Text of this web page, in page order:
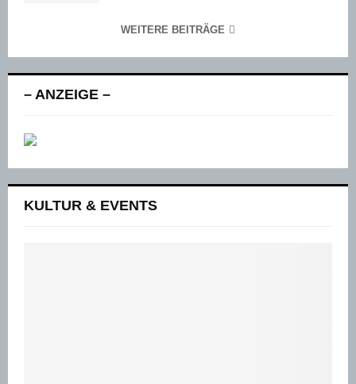
WEITERE BEITRÄGE
– ANZEIGE –
KULTUR & EVENTS